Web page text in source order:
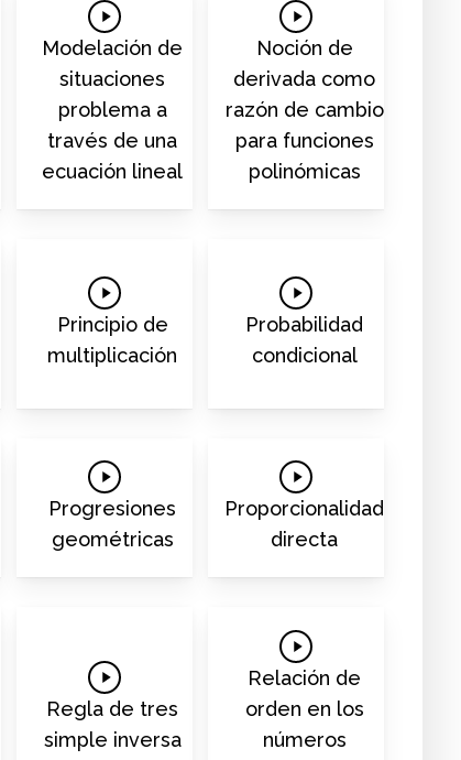
Play
Video
Modelación de
situaciones
problema a
través de una
ecuación lineal
Play
Video
Noción de
derivada como
razón de cambio
para funciones
polinómicas
Play
Video
Principio de
multiplicación
Play
Video
Probabilidad
condicional
Play
Video
Progresiones
geométricas
Play
Video
Proporcionalidad
directa
Play
Video
Regla de tres
simple inversa
Play
Video
Relación de
orden en los
números